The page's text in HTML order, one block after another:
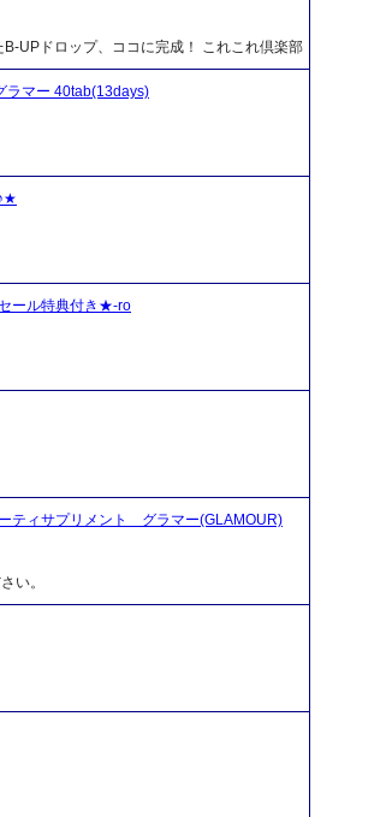
UPドロップ、ココに完成！ これこれ倶楽部
ラマー 40tab(13days)
ール特典付き★-ro
ティサプリメント グラマー(GLAMOUR)
い。